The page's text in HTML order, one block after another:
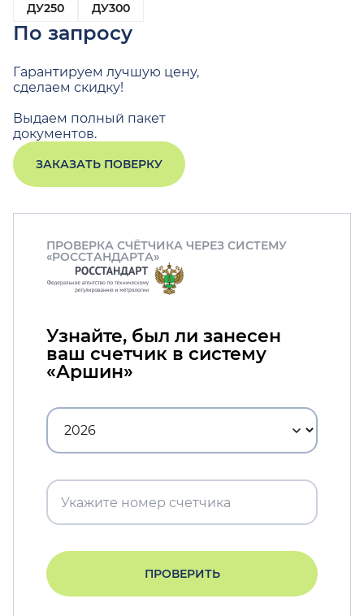
ДУ250
ДУ300
По запросу
Гарантируем лучшую цену,
сделаем скидку!
Выдаем полный пакет
документов.
ЗАКАЗАТЬ ПОВЕРКУ
ПРОВЕРКА СЧЁТЧИКА ЧЕРЕЗ СИСТЕМУ
«РОССТАНДАРТА»
Узнайте, был ли занесен
ваш счетчик в систему
«Аршин»
ПРОВЕРИТЬ